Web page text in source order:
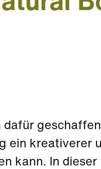
ein kreativerer
kann. In dieser